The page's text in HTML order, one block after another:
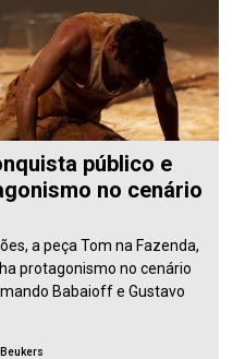
público e
no cenário
a peça Tom na Fazenda,
protagonismo no cenário
Babaioff e Gustavo